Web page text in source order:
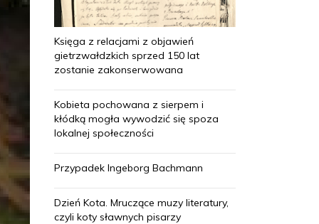
Księga z relacjami z objawień
gietrzwałdzkich sprzed 150 lat
zostanie zakonserwowana
Kobieta pochowana z sierpem i
kłódką mogła wywodzić się spoza
lokalnej społeczności
Przypadek Ingeborg Bachmann
Dzień Kota. Mruczące muzy literatury,
czyli koty sławnych pisarzy